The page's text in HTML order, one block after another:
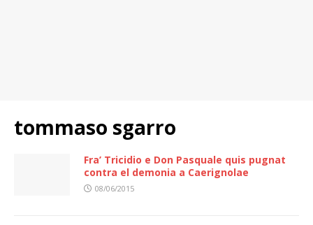
tommaso sgarro
Fra’ Tricidio e Don Pasquale quis pugnat
contra el demonia a Caerignolae
08/06/2015